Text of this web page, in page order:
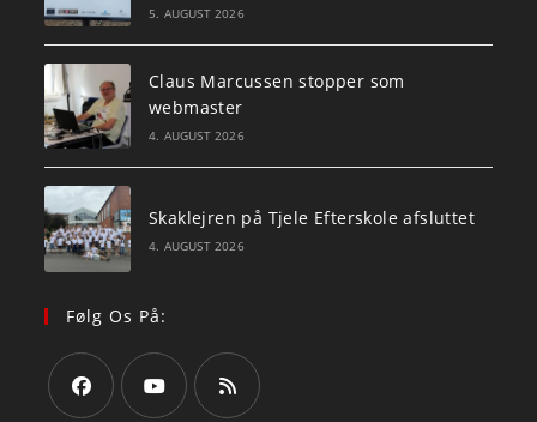
5. AUGUST 2026
Claus Marcussen stopper som
webmaster
4. AUGUST 2026
Skaklejren på Tjele Efterskole afsluttet
4. AUGUST 2026
Følg Os På: